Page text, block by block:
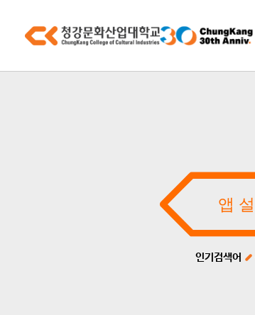
인기검색어